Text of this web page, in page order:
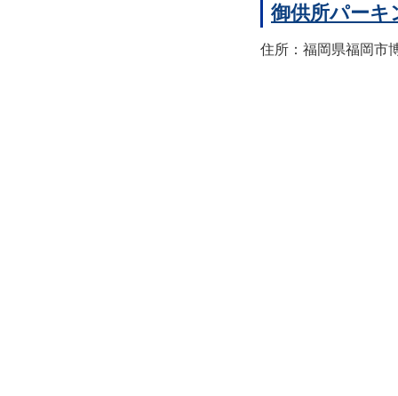
御供所パーキ
住所：福岡県福岡市